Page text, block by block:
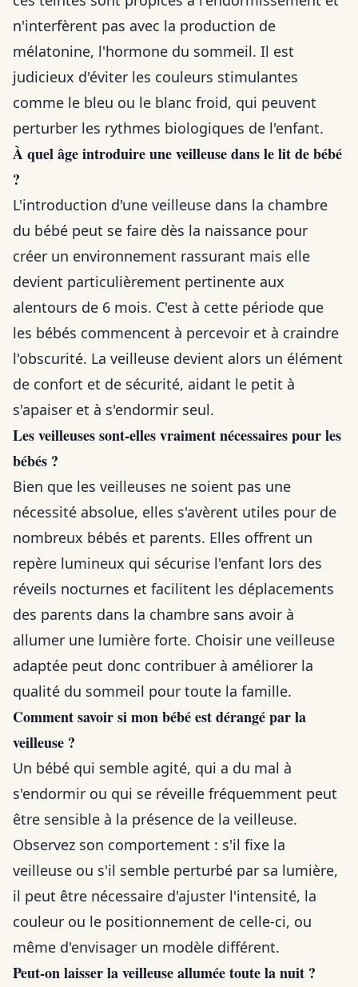
n'interfèrent pas avec la production de
mélatonine, l'hormone du sommeil. Il est
judicieux d'éviter les couleurs stimulantes
comme le bleu ou le blanc froid, qui peuvent
perturber les rythmes biologiques de l'enfant.
À quel âge introduire une veilleuse dans le lit de bébé
?
L'introduction d'une veilleuse dans la chambre
du bébé peut se faire dès la naissance pour
créer un environnement rassurant mais elle
devient particulièrement pertinente aux
alentours de 6 mois. C'est à cette période que
les bébés commencent à percevoir et à craindre
l'obscurité. La veilleuse devient alors un élément
de confort et de sécurité, aidant le petit à
s'apaiser et à s'endormir seul.
Les veilleuses sont-elles vraiment nécessaires pour les
bébés ?
Bien que les veilleuses ne soient pas une
nécessité absolue, elles s'avèrent utiles pour de
nombreux bébés et parents. Elles offrent un
repère lumineux qui sécurise l'enfant lors des
réveils nocturnes et facilitent les déplacements
des parents dans la chambre sans avoir à
allumer une lumière forte. Choisir une veilleuse
adaptée peut donc contribuer à améliorer la
qualité du sommeil pour toute la famille.
Comment savoir si mon bébé est dérangé par la
veilleuse ?
Un bébé qui semble agité, qui a du mal à
s'endormir ou qui se réveille fréquemment peut
être sensible à la présence de la veilleuse.
Observez son comportement : s'il fixe la
veilleuse ou s'il semble perturbé par sa lumière,
il peut être nécessaire d'ajuster l'intensité, la
couleur ou le positionnement de celle-ci, ou
même d'envisager un modèle différent.
Peut-on laisser la veilleuse allumée toute la nuit ?